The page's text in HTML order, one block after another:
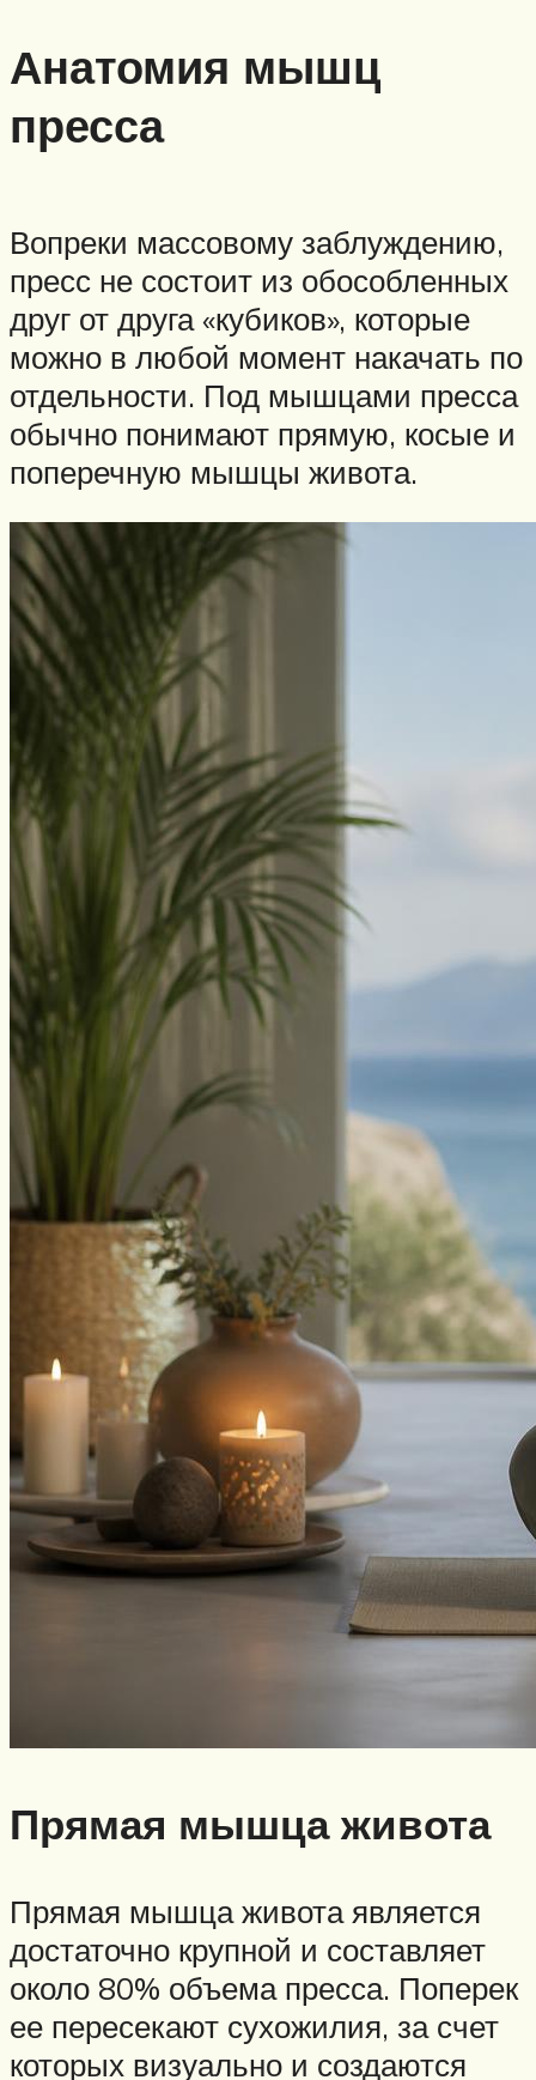
Анатомия мышц
пресса
Вопреки массовому заблуждению,
пресс не состоит из обособленных
друг от друга «кубиков», которые
можно в любой момент накачать по
отдельности. Под мышцами пресса
обычно понимают прямую, косые и
поперечную мышцы живота.
Прямая мышца живота
Прямая мышца живота является
достаточно крупной и составляет
около 80% объема пресса. Поперек
ее пересекают сухожилия, за счет
которых визуально и создаются